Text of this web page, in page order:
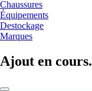
Chaussures
Équipements
Destockage
Marques
Ajout en